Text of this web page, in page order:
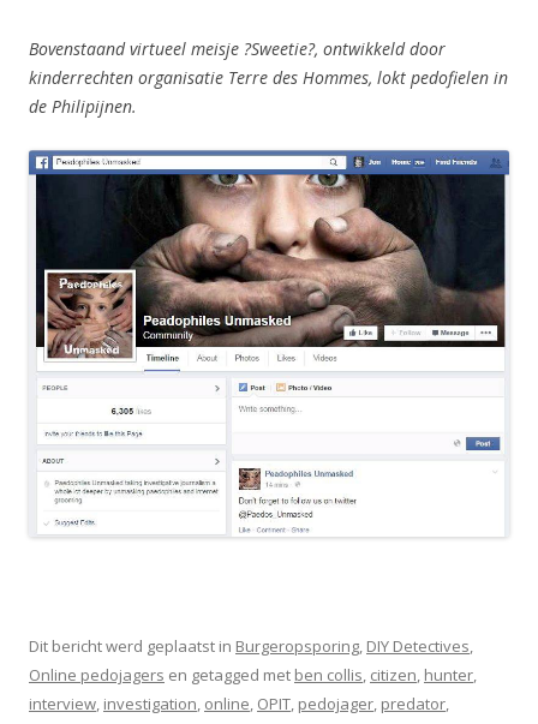
Bovenstaand virtueel meisje ?Sweetie?, ontwikkeld door
kinderrechten organisatie Terre des Hommes, lokt pedofielen in
de Philipijnen.
Dit bericht werd geplaatst in Burgeropsporing, DIY Detectives,
Online pedojagers en getagged met ben collis, citizen, hunter,
interview, investigation, online, OPIT, pedojager, predator,